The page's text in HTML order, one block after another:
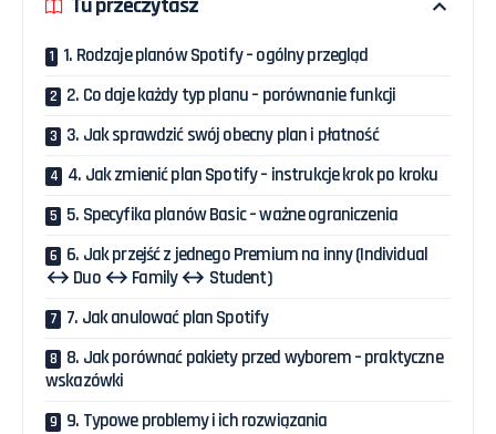
1. Rodzaje planów Spotify – ogólny przegląd
2. Co daje każdy typ planu – porównanie funkcji
3. Jak sprawdzić swój obecny plan i płatność
4. Jak zmienić plan Spotify – instrukcje krok po kroku
5. Specyfika planów Basic – ważne ograniczenia
6. Jak przejść z jednego Premium na inny (Individual
↔ Duo ↔ Family ↔ Student)
7. Jak anulować plan Spotify
8. Jak porównać pakiety przed wyborem – praktyczne
wskazówki
9. Typowe problemy i ich rozwiązania